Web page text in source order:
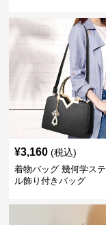
¥3,160 (税込)
着物バッグ 幾何学ス
ル飾り付きバッグ